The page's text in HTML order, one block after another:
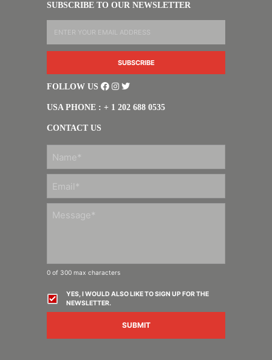
SUBSCRIBE TO OUR NEWSLETTER
FOLLOW US
USA PHONE : + 1 202 688 0535
CONTACT US
FIRST
0 of 300 max characters
YES, I WOULD ALSO LIKE TO SIGN UP FOR THE
NEWSLETTER.